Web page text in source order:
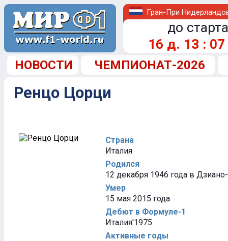
Гран-При
до
16 д. 13 : 07
НОВОСТИ ЧЕМПИОНАТ-2026
Ренцо Цорци
Страна
Италия
Родился
12 декабря 1946 года в
Умер
15 мая 2015 года
Дебют в Формуле-1
Италия'1975
Активные годы